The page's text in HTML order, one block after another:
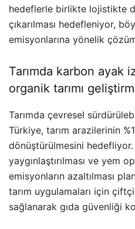
hedeflerle birlikte lojistikte
çıkarılması hedefleniyor,
emisyonlarına yönelik
Tarımda karbon ayak
organik tarımı
Tarımda çevresel
Türkiye, tarım arazilerinin
dönüştürülmesini
yaygınlaştırılması ve yem
emisyonların azaltılması
tarım uygulamaları için
sağlanarak gıda güvenliği